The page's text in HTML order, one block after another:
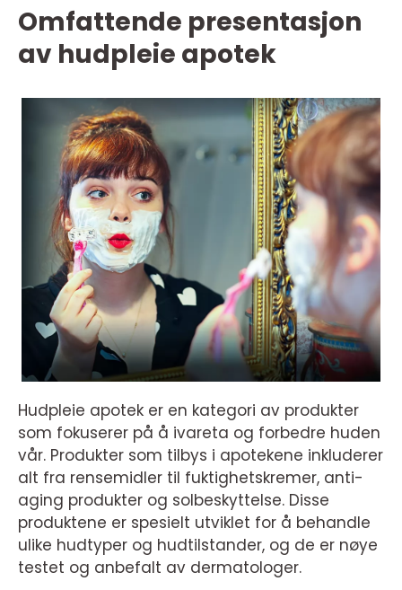
Omfattende presentasjon
av hudpleie apotek
Hudpleie apotek er en kategori av produkter
som fokuserer på å ivareta og forbedre huden
vår. Produkter som tilbys i apotekene inkluderer
alt fra rensemidler til fuktighetskremer, anti-
aging produkter og solbeskyttelse. Disse
produktene er spesielt utviklet for å behandle
ulike hudtyper og hudtilstander, og de er nøye
testet og anbefalt av dermatologer.